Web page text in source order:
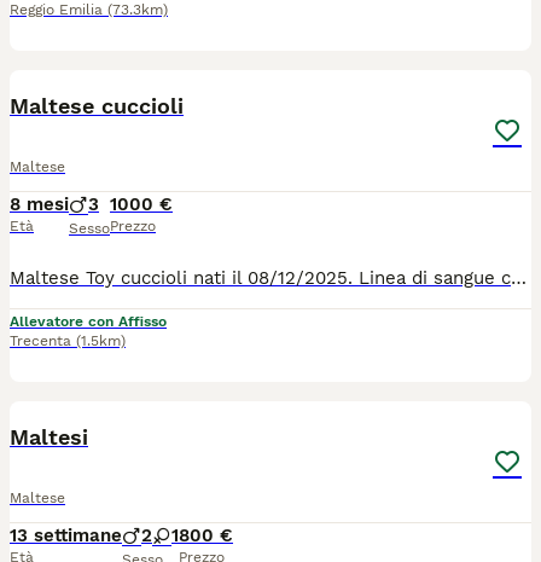
Reggio Emilia (73.3km)
Maltese cuccioli
Maltese
8 mesi
Età
3
Sesso
1000 €
Prezzo
Maltese Toy cuccioli nati il 08/12/2025. Linea di sangue coreano I nostri cuccioli vengono consegnati con : - Vermifugo fatto - Antiparassitari interni ed esterni fatti - due vaccini - Microchip - Libretto sanitario - Certificato di buona salute da parte del veterinario - Abituati a sporcare su la traversina - Ben socializzati - Abc del cucciolo - Cibo per i primi tempi - Prima toilettatura fatta - Certificato del deposito del campione biologico dei genitori - Certificato del grado di lussazione della rotula dei genitori - Albero genealogico dell'allevamento Su richiesta possiamo consegnare i cuccioli in tutta Italia e all'estero.
Allevatore con Affisso
Trecenta (1.5km)
Maltesi
Maltese
13 settimane
Età
2 1800 €
Prezzo